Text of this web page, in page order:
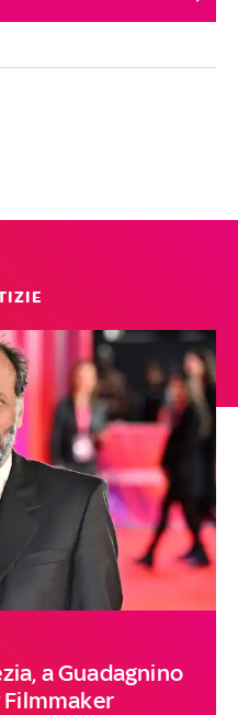
a Guadagnino